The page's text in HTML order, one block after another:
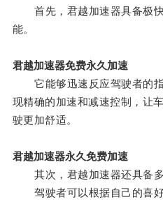
首先，君越加速器具备极快
能。
君越加速器免费永久加速
它能够迅速反应驾驶者的指
现精确的加速和减速控制，让
驶更加舒适。
君越加速器永久免费加速
其次，君越加速器还具备多
驾驶者可以根据自己的喜好